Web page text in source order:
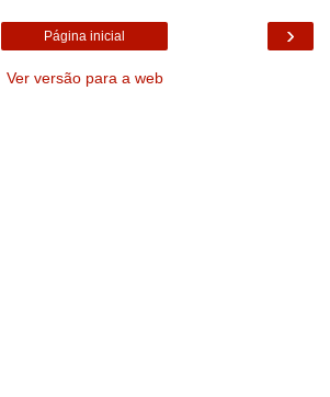
›
Página inicial
Ver versão para a web